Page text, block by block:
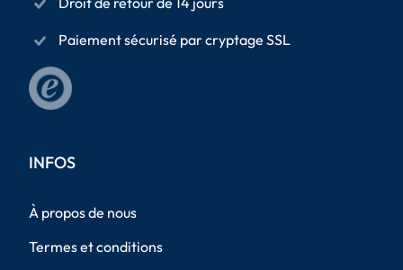
Paiement sécurisé par cryptage SSL
INFOS
À propos de nous
Termes et conditions